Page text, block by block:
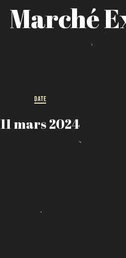
Marché
DATE
11 mars 2024